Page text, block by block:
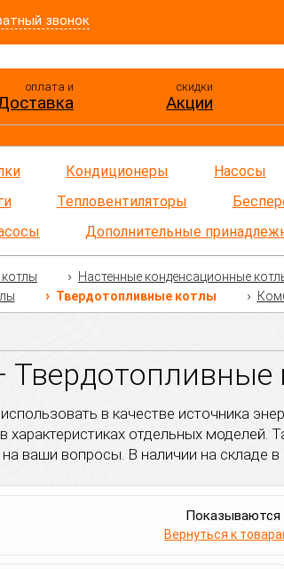
звонок
оплата и скидки
Акции
Кондиционеры Насосы
Тепловентиляторы
Дополнительные
Настенные конденсационные
Твердотопливные котлы
Твердотопливные
в качестве источника
характеристиках отдельных моделей.
ваши вопросы. В наличии на складе
Показываются
Вернуться к